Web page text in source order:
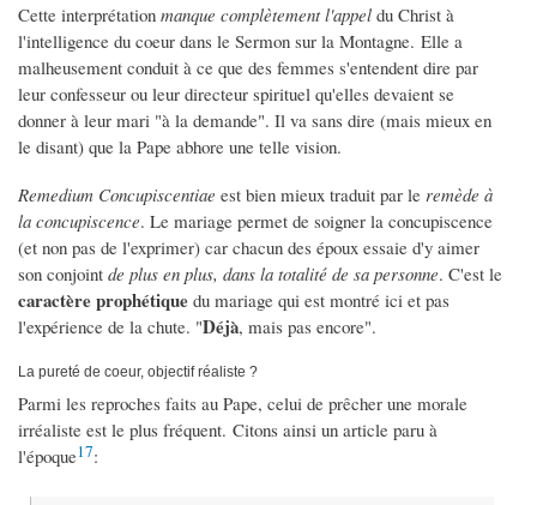
Cette interprétation manque complètement l'appel du Christ à
l'intelligence du coeur dans le Sermon sur la Montagne. Elle a
malheusement conduit à ce que des femmes s'entendent dire par
leur confesseur ou leur directeur spirituel qu'elles devaient se
donner à leur mari "à la demande". Il va sans dire (mais mieux en
le disant) que la Pape abhore une telle vision.
Remedium Concupiscentiae est bien mieux traduit par le remède à
la concupiscence. Le mariage permet de soigner la concupiscence
(et non pas de l'exprimer) car chacun des époux essaie d'y aimer
son conjoint de plus en plus, dans la totalité de sa personne. C'est le
caractère prophétique du mariage qui est montré ici et pas
l'expérience de la chute. "Déjà, mais pas encore".
La pureté de coeur, objectif réaliste ?
Parmi les reproches faits au Pape, celui de prêcher une morale
irréaliste est le plus fréquent. Citons ainsi un article paru à
l'époque17: